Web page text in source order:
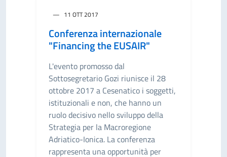
11 OTT 2017
Conferenza internazionale
"Financing the EUSAIR"
L'evento promosso dal
Sottosegretario Gozi riunisce il 28
ottobre 2017 a Cesenatico i soggetti,
istituzionali e non, che hanno un
ruolo decisivo nello sviluppo della
Strategia per la Macroregione
Adriatico-Ionica. La conferenza
rappresenta una opportunità per